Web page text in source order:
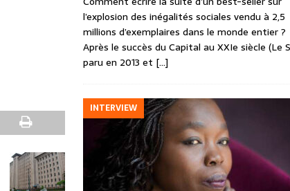
l’explosion des inégalités sociales vendu à 2,5
millions d’exemplaires dans le monde entier ?
Après le succès du Capital au XXIe siècle (Le
paru en 2013 et […]
INTERVIEW